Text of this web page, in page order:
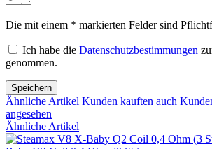
Die mit einem * markierten Felder sind
Ich habe die Datenschutzbestimmungen
genommen.
Speichern
Ähnliche Artikel Kunden kauften auch
angesehen
Ähnliche Artikel